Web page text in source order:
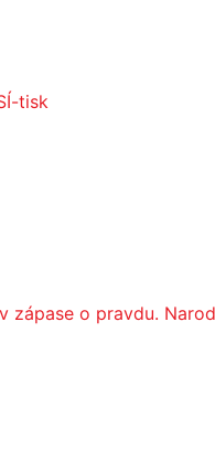
tisk
zápase o pravdu.